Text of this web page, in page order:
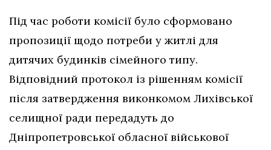
Під час роботи комісії було сформовано
пропозиції щодо потреби у житлі для
дитячих будинків сімейного типу.
Відповідний протокол із рішенням комісії
після затвердження виконкомом Лихівської
селищної ради передадуть до
Дніпропетровської обласної військової